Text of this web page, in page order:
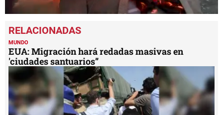
seconds
of
1
minute,
9
seconds
MUNDO
EUA: Migración hará redadas masivas en
'ciudades santuarios”